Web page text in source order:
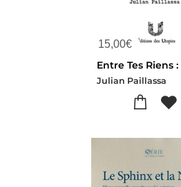
15,00€
Julian Paillassa